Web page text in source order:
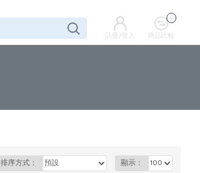
註冊/登入 商品比較
0
排序方式： 顯示：